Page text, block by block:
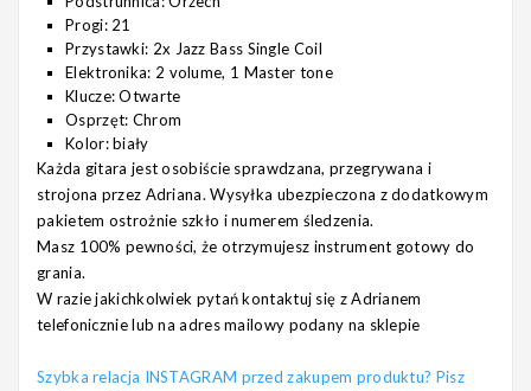
Progi: 21
Przystawki: 2x Jazz Bass Single Coil
Elektronika: 2 volume, 1 Master tone
Klucze: Otwarte
Osprzęt: Chrom
Kolor: biały
Każda gitara jest osobiście sprawdzana, przegrywana i
strojona przez Adriana. Wysyłka ubezpieczona z dodatkowym
pakietem ostrożnie szkło i numerem śledzenia.
Masz 100% pewności, że otrzymujesz instrument gotowy do
grania.
W razie jakichkolwiek pytań kontaktuj się z Adrianem
telefonicznie lub na adres mailowy podany na sklepie
Szybka relacja INSTAGRAM przed zakupem produktu? Pisz